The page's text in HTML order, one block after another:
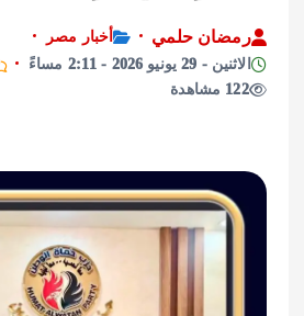
حلمي
أخبار مصر
0 تعليقات